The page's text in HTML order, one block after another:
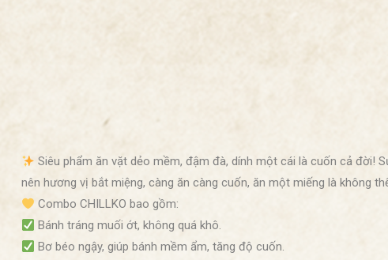
Siêu phẩm ăn vặt dẻo mềm, đậm đà, dính một cái là cuốn cả đời!
nên hương vị bắt miệng, càng ăn càng cuốn, ăn một miếng là không
Combo CHILLKO bao gồm:
Bánh tráng muối ớt, không quá khô.
Bơ béo ngậy, giúp bánh mềm ẩm, tăng độ cuốn.